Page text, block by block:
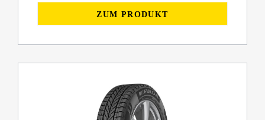
ZUM PRODUKT